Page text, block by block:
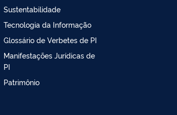
Sustentabilidade
Tecnologia da Informação
Glossário de Verbetes de PI
Manifestações Jurídicas de
PI
Patrimônio